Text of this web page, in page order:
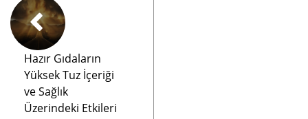
Hazır Gıdaların
Yüksek Tuz İçeriği
ve Sağlık
Üzerindeki Etkileri